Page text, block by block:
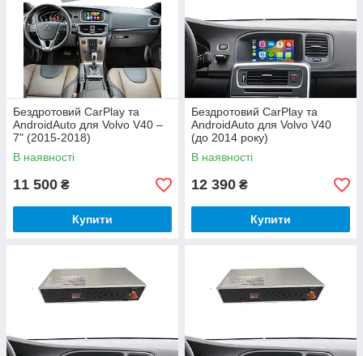
Бездротовий CarPlay та
AndroidAuto для Volvo V40 –
7" (2015-2018)
В наявності
11 500 ₴
Купити
Бездротовий CarPlay та
AndroidAuto для Volvo V40
(до 2014 року)
В наявності
12 390 ₴
Купити